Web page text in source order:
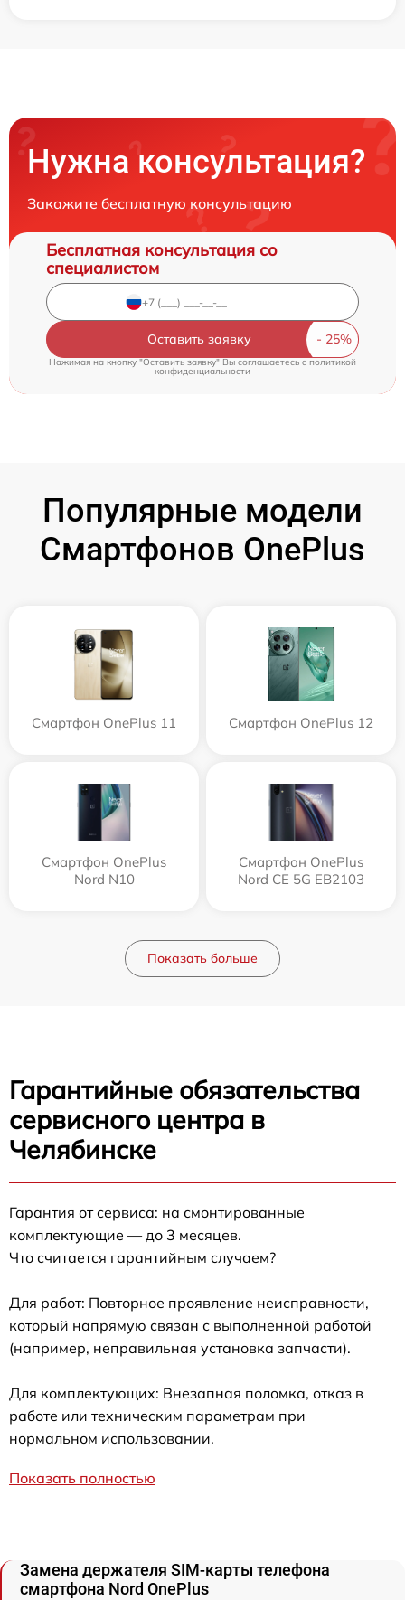
Нужна консультация?
Закажите бесплатную консультацию
Бесплатная консультация со
специалистом
Оставить заявку
Нажимая на кнопку "Оставить заявку" Вы соглашаетесь c политикой
конфиденциальности
Популярные модели
Смартфонов OnePlus
Смартфон OnePlus 11 Смартфон OnePlus 12
Смартфон OnePlus
Nord N10
Смартфон OnePlus
Nord CE 5G EB2103
Показать больше
Гарантийные обязательства
сервисного центра в
Челябинске
Гарантия от сервиса: на смонтированные
комплектующие — до 3 месяцев.
Что считается гарантийным случаем?
Для работ: Повторное проявление неисправности,
который напрямую связан с выполненной работой
(например, неправильная установка запчасти).
Для комплектующих: Внезапная поломка, отказ в
работе или техническим параметрам при
нормальном использовании.
Показать полностью
Замена держателя SIM-карты телефона
смартфона Nord OnePlus